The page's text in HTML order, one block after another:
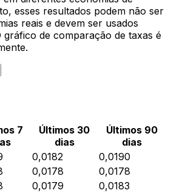
esses resultados podem não ser
reais e devem ser usados
gráfico de comparação de taxas é
7
Últimos 30
dias
Últimos 90
dias
0,0182
0,0190
0,0178
0,0178
0,0179
0,0183